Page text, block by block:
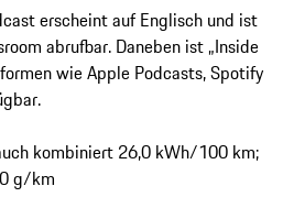
erscheint auf Englisch und ist
abrufbar. Daneben ist „Inside
wie Apple Podcasts, Spotify
kombiniert 26,0 kWh/100 km;
g/km